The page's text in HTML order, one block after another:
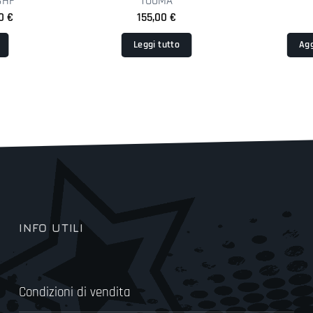
€
155,00 €
Leggi tutto
INFO UTILI
Condizioni di vendita